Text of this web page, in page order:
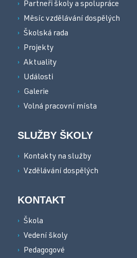
Partneři školy a spolupráce
Měsíc vzdělávání dospělých
Školská rada
Projekty
Aktuality
Události
Galerie
Volná pracovní místa
SLUŽBY ŠKOLY
Kontakty na služby
Vzdělávání dospělých
KONTAKT
Škola
Vedení školy
Pedagogové